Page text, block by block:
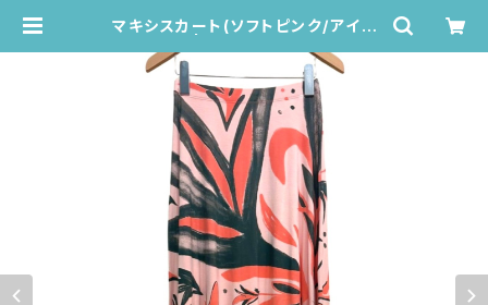
マキシスカート(ソフトピンク/アイリ